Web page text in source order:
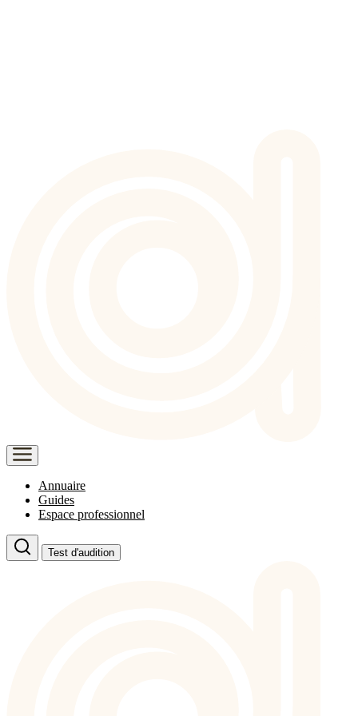
Annuaire
Guides
Espace professionnel
Test d'audition